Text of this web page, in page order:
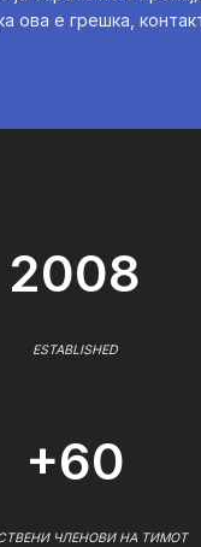
ова е грешка,
2008
ESTABLISHED
+60
ЧЛЕНОВИ НА ТИМОТ